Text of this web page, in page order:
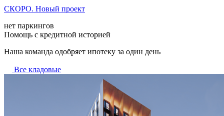
СКОРО. Новый проект
нет паркингов
Помощь с кредитной историей
Наша команда одобряет ипотеку за один день
Все кладовые